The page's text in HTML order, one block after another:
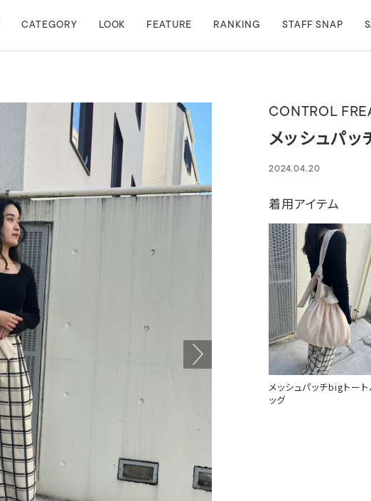
CATEGORY LOOK FEATURE RANKING STAFF SNAP
CONTROL
メッシュパ
2024.04.20
着用アイテム
メッシュパッチbigトー
ッグ